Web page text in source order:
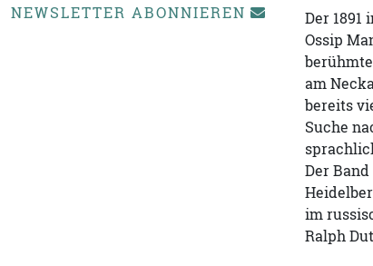
NEWSLETTER ABONNIEREN
Der
Ossip
am
bereits
Suche
Der
im
Ralph